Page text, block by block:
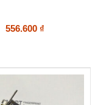
556.600 ₫